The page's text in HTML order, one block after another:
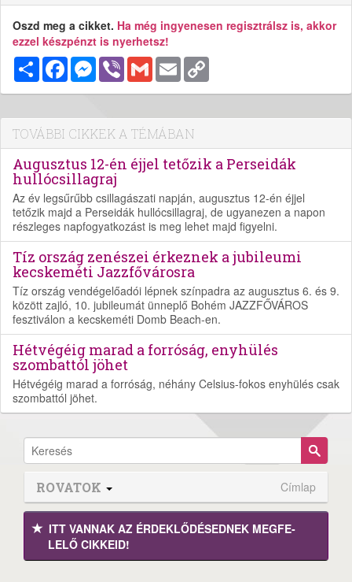
Oszd meg a cikket. Ha még ingyenesen regisztrálsz is, akkor
ezzel készpénzt is nyerhetsz!
MegosztásFacebookMessenger
Viber Gmail Email
TOVÁBBI CIKKEK A TÉMÁBAN
Augusztus 12-én éjjel tetőzik a Perseidák
hullócsillagraj
Az év legsűrűbb csillagászati napján, augusztus 12-én éjjel
tetőzik majd a Perseidák hullócsillagraj, de ugyanezen a napon
részleges napfogyatkozást is meg lehet majd figyelni.
Tíz ország zenészei érkeznek a jubileumi
kecskeméti Jazzfővárosra
Tíz ország vendégelőadói lépnek színpadra az augusztus 6. és 9.
között zajló, 10. jubileumát ünneplő Bohém JAZZFŐVÁROS
fesztiválon a kecskeméti Domb Beach-en.
Hétvégéig marad a forróság, enyhülés
szombattól jöhet
Hétvégéig marad a forróság, néhány Celsius-fokos enyhülés csak
szombattól jöhet.
ROVATOK Címlap
ITT VANNAK AZ ÉRDEK­LŐDÉ­SEDNEK MEGFE­
LELŐ CIKKEID!